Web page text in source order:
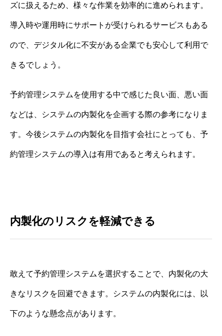
ズに扱えるため、様々な作業を効率的に進められます。
導入時や運用時にサポートが受けられるサービスもある
ので、デジタル化に不安がある企業でも安心して利用で
きるでしょう。
予約管理システムを使用する中で感じた良い面、悪い面
などは、システムの内製化を企画する際の参考になりま
す。今後システムの内製化を目指す会社にとっても、予
約管理システムの導入は有用であると考えられます。
内製化のリスクを軽減できる
敢えて予約管理システムを選択することで、内製化の大
きなリスクを回避できます。システムの内製化には、以
下のような懸念点があります。